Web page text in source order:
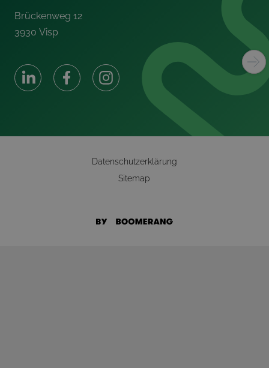
Brückenweg 12
3930 Visp
Datenschutzerklärung
Sitemap